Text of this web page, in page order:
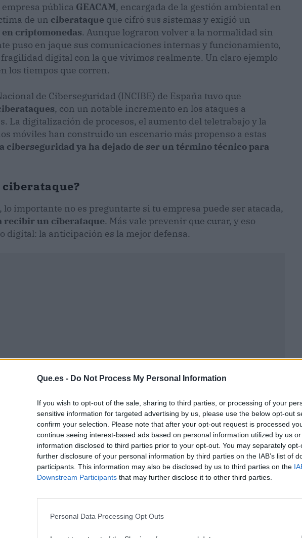
Que.es - Do Not Process My Personal Information
If you wish to opt-out of the sale, sharing to third parties, or processing of your
sensitive information for targeted advertising by us, please use the below opt-out
confirm your selection. Please note that after your opt-out request is processed
continue seeing interest-based ads based on personal information utilized by us
information disclosed to third parties prior to your opt-out. You may separately
further disclosure of your personal information by third parties on the IAB’s list of
participants. This information may also be disclosed by us to third parties on the
Downstream Participants that may further disclose it to other third parties.
Personal Data Processing Opt Outs
pública GEACAM, encargada de la gestión ambiental en
de un ciberataque que cifró sus sistemas y exigió un
criptomonedas. Aunque lograron volver a la normalidad sin
puso en jaque sus comunicaciones internas y funcionamiento,
digital con la que vivimos realmente. Un claro ejemplo
los tiempos que corren.
de Ciberseguridad (INCIBE) de España tuvo que
, con un notable incremento en los ataques a
La digitalización de procesos, el aumento del teletrabajo y la
móviles han construido un escenario más propenso a estas
ciberseguridad ya ha dejado de ser un término técnico para
importante no es preguntarte si tu empresa puede ser atacada,
recibir un ciberataque. Más vale prevenir que curar, y eso
digital: la anticipación es la mejor defensa.
Publicidad